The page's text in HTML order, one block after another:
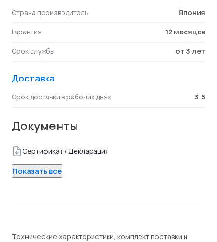
Страна производитель Япония
Гарантия 12 месяцев
Срок службы от 3 лет
Доставка
Срок доставки в рабочих днях 3-5
Документы
Сертификат / Декларация
Показать все
Технические характеристики, комплект поставки и